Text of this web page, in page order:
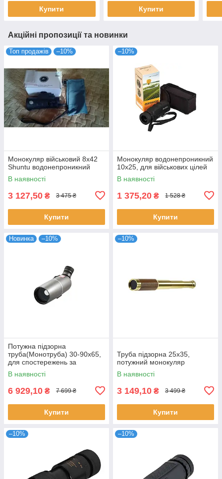
Купити Купити
Акційні пропозиції та новинки
Топ продажів –10%
Монокуляр військовий 8x42
Shuntu водонепроникний
В наявності
3 127,50 ₴ 3 475 ₴
Купити
–10%
Монокуляр водонепроникний
10х25, для військових цілей
В наявності
1 375,20 ₴ 1 528 ₴
Купити
Новинка –10%
Потужна підзорна
труба(Монотруба) 30-90х65,
для спостережень за
природою і космосом
В наявності
6 929,10 ₴ 7 699 ₴
Купити
–10%
Труба підзорна 25х35,
потужний монокуляр
В наявності
3 149,10 ₴ 3 499 ₴
Купити
–10% –10%